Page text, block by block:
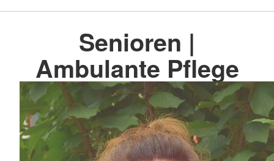
Senioren |
Ambulante Pflege